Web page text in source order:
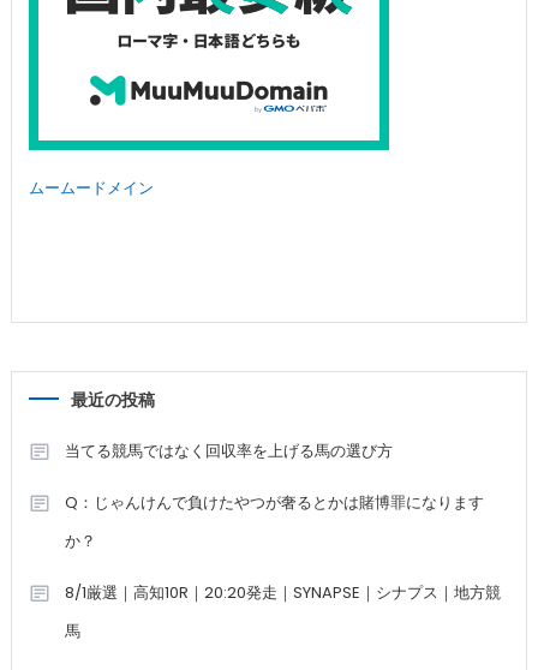
ムームードメイン
最近の投稿
当てる競馬ではなく回収率を上げる馬の選び方
Q：じゃんけんで負けたやつが奢るとかは賭博罪になります
か？
8/1厳選｜高知10R｜20:20発走｜SYNAPSE｜シナプス｜地方競
馬